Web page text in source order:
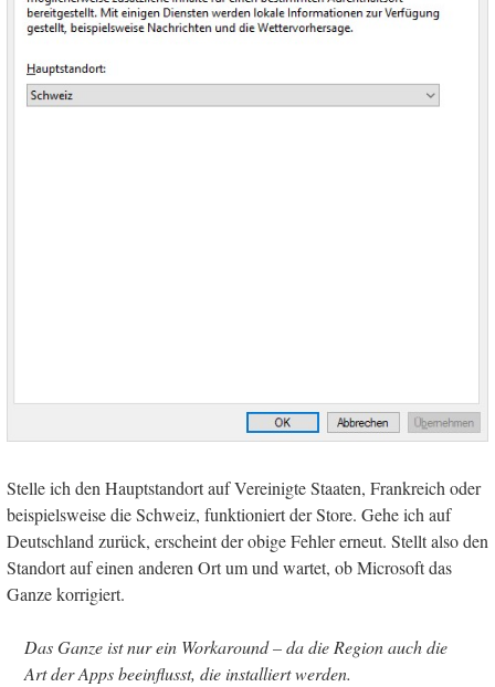
Stelle ich den Hauptstandort auf Vereinigte Staaten, Frankreich oder
beispielsweise die Schweiz, funktioniert der Store. Gehe ich auf
Deutschland zurück, erscheint der obige Fehler erneut. Stellt also den
Standort auf einen anderen Ort um und wartet, ob Microsoft das
Ganze korrigiert.
Das Ganze ist nur ein Workaround – da die Region auch die
Art der Apps beeinflusst, die installiert werden.